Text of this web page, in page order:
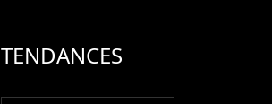
TENDANCES